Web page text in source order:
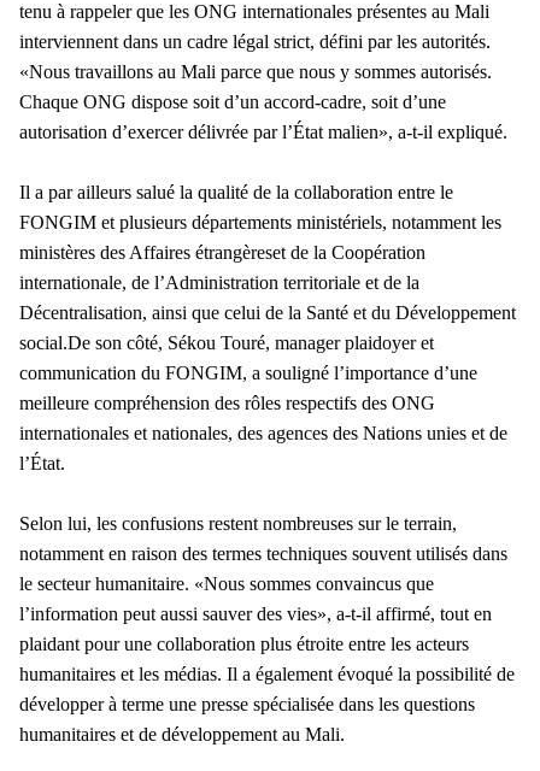
tenu à rappeler que les ONG internationales présentes au Mali
interviennent dans un cadre légal strict, défini par les autorités.
«Nous travaillons au Mali parce que nous y sommes autorisés.
Chaque ONG dispose soit d’un accord-cadre, soit d’une
autorisation d’exercer délivrée par l’État malien», a-t-il expliqué.
Il a par ailleurs salué la qualité de la collaboration entre le
FONGIM et plusieurs départements ministériels, notamment les
ministères des Affaires étrangèreset de la Coopération
internationale, de l’Administration territoriale et de la
Décentralisation, ainsi que celui de la Santé et du Développement
social.De son côté, Sékou Touré, manager plaidoyer et
communication du FONGIM, a souligné l’importance d’une
meilleure compréhension des rôles respectifs des ONG
internationales et nationales, des agences des Nations unies et de
l’État.
Selon lui, les confusions restent nombreuses sur le terrain,
notamment en raison des termes techniques souvent utilisés dans
le secteur humanitaire. «Nous sommes convaincus que
l’information peut aussi sauver des vies», a-t-il affirmé, tout en
plaidant pour une collaboration plus étroite entre les acteurs
humanitaires et les médias. Il a également évoqué la possibilité de
développer à terme une presse spécialisée dans les questions
humanitaires et de développement au Mali.